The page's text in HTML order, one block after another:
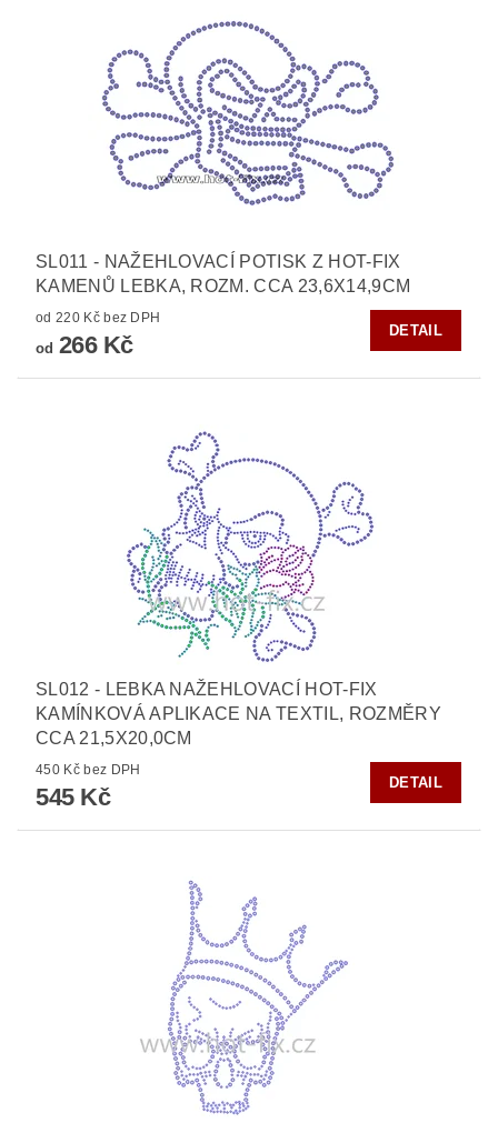
SL011 - NAŽEHLOVACÍ POTISK Z HOT-FIX
KAMENŮ LEBKA, ROZM. CCA 23,6X14,9CM
od 220 Kč bez DPH
od 266 Kč
DETAIL
SL012 - LEBKA NAŽEHLOVACÍ HOT-FIX
KAMÍNKOVÁ APLIKACE NA TEXTIL, ROZMĚRY
CCA 21,5X20,0CM
450 Kč bez DPH
545 Kč
DETAIL